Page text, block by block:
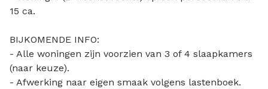
15 ca.
BIJKOMENDE INFO:
- Alle woningen zijn voorzien van 3 of 4 slaapkamers
(naar keuze).
- Afwerking naar eigen smaak volgens lastenboek.